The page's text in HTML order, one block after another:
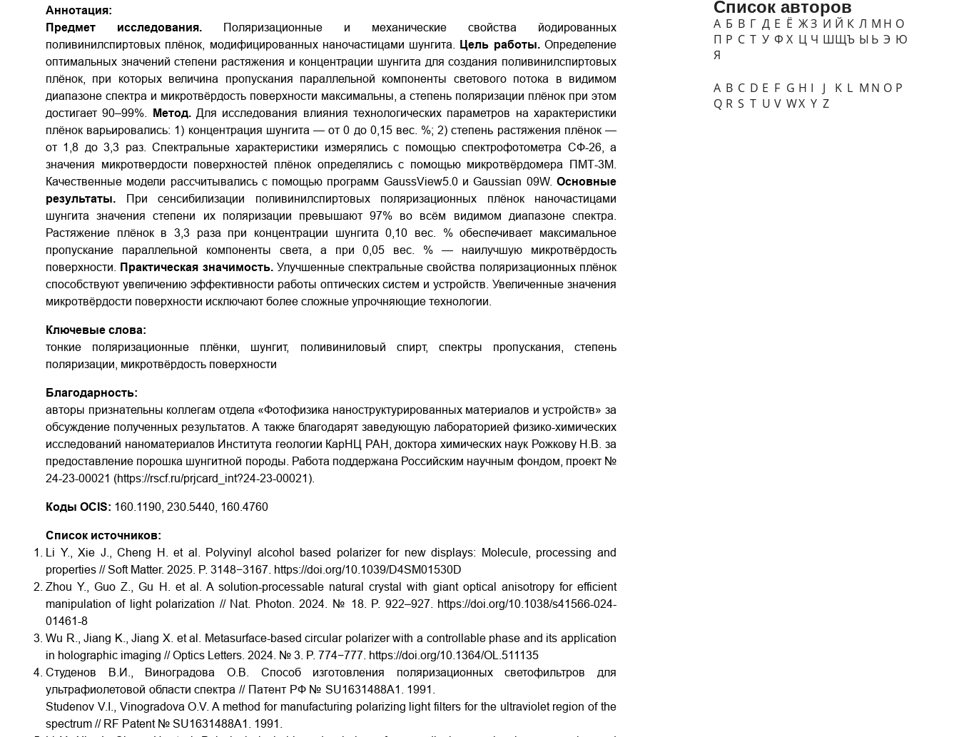
Аннотация:
Предмет исследования.
Поляризационные и механические свойства йодированных
поливинилспиртовых плёнок, модифицированных наночастицами шунгита.
Цель работы.Определение
оптимальных значений степени растяжения и концентрации шунгита для создания поливинилспиртовых
плёнок, при которых величина пропускания параллельной компоненты светового потока в видимом
диапазоне спектра и микротвёрдость поверхности максимальны, а степень поляризации плёнок при этом
достигает 90–99%.
Метод. Для исследования влияния технологических параметров на характеристики
плёнок варьировались: 1) концентрация шунгита — от 0 до 0,15 вес. %; 2) степень растяжения плёнок —
от 1,8 до 3,3 раз. Спектральные характеристики измерялись с помощью спектрофотометра СФ-26, а
значения микротвердости поверхностей плёнок определялись с помощью микротвёрдомера ПМТ-3М.
Качественные модели рассчитывались с помощью программ GaussView5.0 и Gaussian 09W. Основные
результаты. При сенсибилизации поливинилспиртовых поляризационных плёнок наночастицами
шунгита значения степени их поляризации превышают 97% во всём видимом диапазоне спектра.
Растяжение плёнок в 3,3 раза при концентрации шунгита 0,10 вес. % обеспечивает максимальное
пропускание параллельной компоненты света, а при 0,05 вес. % — наилучшую микротвёрдость
поверхности.
Практическая значимость. Улучшенные спектральные свойства поляризационных плёнок
способствуют увеличению эффективности работы оптических систем и устройств. Увеличенные значения
микротвёрдости поверхности исключают более сложные упрочняющие технологии.
Ключевые слова:
тонкие поляризационные плёнки, шунгит, поливиниловый спирт, спектры пропускания, степень
поляризации, микротвёрдость поверхности
Благодарность:
авторы признательны коллегам отдела «Фотофизика наноструктурированных материалов и устройств» за
обсуждение полученных результатов. А также благодарят заведующую лабораторией физико-химических
исследований наноматериалов Института геологии КарНЦ РАН, доктора химических наук Рожкову Н.В. за
предоставление порошка шунгитной породы. Работа поддержана Российским научным фондом, проект №
24-23-00021 (https://rscf.ru/prjcard_int?24-23-00021).
Коды OCIS: 160.1190, 230.5440, 160.4760
Список источников:
Li Y., Xie J., Cheng H. et al. Polyvinyl alcohol based polarizer for new displays: Molecule, processing and
properties // Soft Matter. 2025. P. 3148−3167. https://doi.org/10.1039/D4SM01530D
Zhou Y., Guo Z., Gu H. et al. A solution-processable natural crystal with giant optical anisotropy for efficient
manipulation of light polarization // Nat. Photon. 2024. № 18. P. 922–927.
https://doi.org/10.1038/s41566-024-
01461-8
Wu R., Jiang K., Jiang X. et al. Metasurface-based circular polarizer with a controllable phase and its application
in holographic imaging // Optics Letters. 2024. № 3. P. 774−777. https://doi.org/10.1364/OL.511135
Студенов В.И., Виноградова О.В. Способ изготовления поляризационных светофильтров для
ультрафиолетовой области спектра // Патент РФ № SU1631488A1. 1991.
Studenov V.I., Vinogradova O.V. A method for manufacturing polarizing light filters for the ultraviolet region of the
spectrum // RF Patent № SU1631488A1. 1991.
Список авторов
А Б В Г Д Е Ё ЖЗ И Й К Л М Н О
П Р С Т У Ф Х Ц Ч ШЩЪ Ы Ь Э Ю
Я
A B C D E F G H I J K L M N O P
Q R S T U V WX Y Z